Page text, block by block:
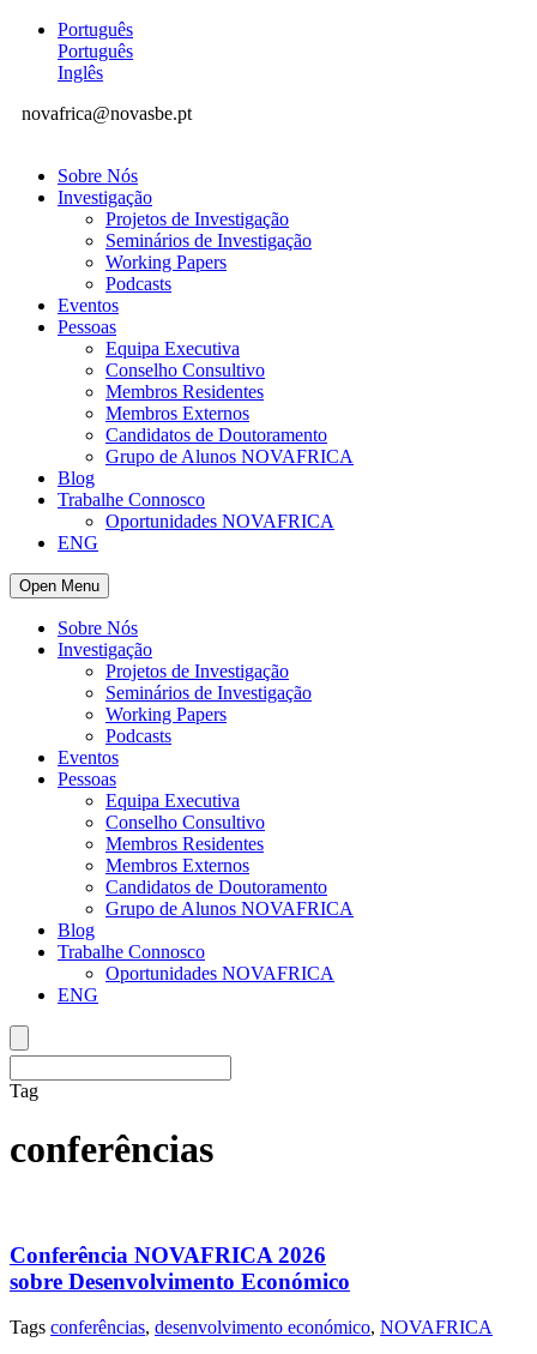
Português
Português
Inglês
novafrica@novasbe.pt
Sobre Nós
Investigação
Projetos de Investigação
Seminários de Investigação
Working Papers
Podcasts
Eventos
Pessoas
Equipa Executiva
Conselho Consultivo
Membros Residentes
Membros Externos
Candidatos de Doutoramento
Grupo de Alunos NOVAFRICA
Blog
Trabalhe Connosco
Oportunidades NOVAFRICA
ENG
Open Menu
Sobre Nós
Investigação
Projetos de Investigação
Seminários de Investigação
Working Papers
Podcasts
Eventos
Pessoas
Equipa Executiva
Conselho Consultivo
Membros Residentes
Membros Externos
Candidatos de Doutoramento
Grupo de Alunos NOVAFRICA
Blog
Trabalhe Connosco
Oportunidades NOVAFRICA
ENG
Tag
conferências
Conferência NOVAFRICA 2026
sobre Desenvolvimento Económico
Tags conferências, desenvolvimento económico, NOVAFRICA